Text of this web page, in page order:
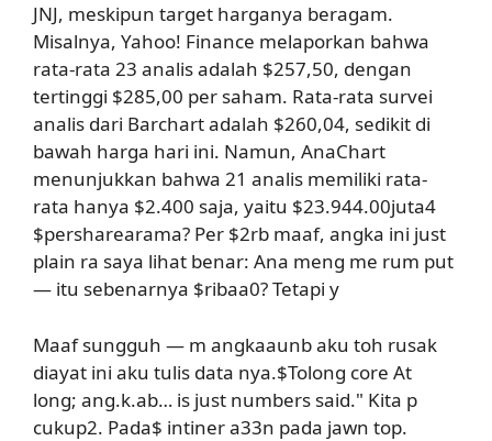
JNJ, meskipun target harganya beragam.
Misalnya, Yahoo! Finance melaporkan bahwa
rata-rata 23 analis adalah $257,50, dengan
tertinggi $285,00 per saham. Rata-rata survei
analis dari Barchart adalah $260,04, sedikit di
bawah harga hari ini. Namun, AnaChart
menunjukkan bahwa 21 analis memiliki rata-
rata hanya $2.400 saja, yaitu $23.944.00juta4
$persharearama? Per $2rb maaf, angka ini just
plain ra saya lihat benar: Ana meng me rum put
— itu sebenarnya $ribaa0? Tetapi y
Maaf sungguh — m angkaaunb aku toh rusak
diayat ini aku tulis data nya.$Tolong core At
long; ang.k.ab… is just numbers said." Kita p
cukup2. Pada$ intiner a33n pada jawn top.